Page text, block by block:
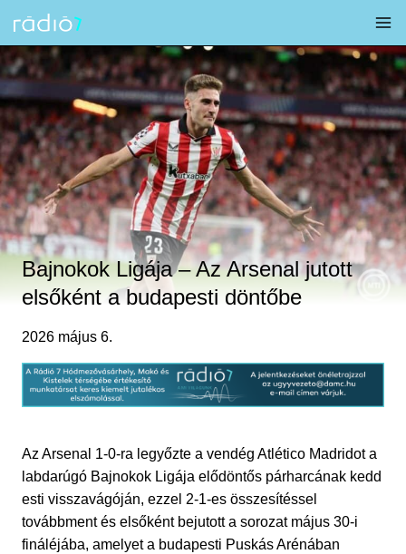
content
Bajnokok Ligája – Az Arsenal jutott
elsőként a budapesti döntőbe
2026 május 6.
Az Arsenal 1-0-ra legyőzte a vendég Atlético Madridot a
labdarúgó Bajnokok Ligája elődöntős párharcának kedd
esti visszavágóján, ezzel 2-1-es összesítéssel
továbbment és elsőként bejutott a sorozat május 30-i
fináléjába, amelyet a budapesti Puskás Arénában